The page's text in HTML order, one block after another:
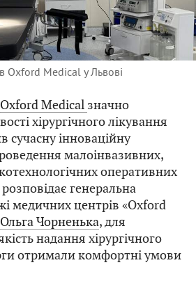
Oxford Medical у Львові
Oxford Medical значно
хірургічного лікування
сучасну інноваційну
малоінвазивних,
оперативних
генеральна
медичних центрів «Oxford
Ольга Чорненька, для
надання хірургічного
отримали комфортні умови